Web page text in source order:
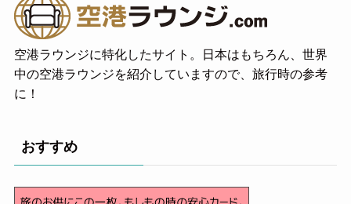
空港ラウンジに特化したサイト。日本はもちろん、世界
中の空港ラウンジを紹介していますので、旅行時の参考
に！
おすすめ